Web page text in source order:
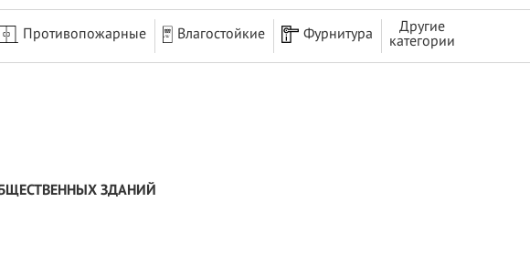
Противопожарные Влагостойкие Фурнитура
Другие
категории
ЗДАНИЙ